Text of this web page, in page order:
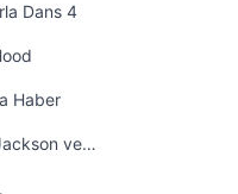
Dans 4
Haber
ve…